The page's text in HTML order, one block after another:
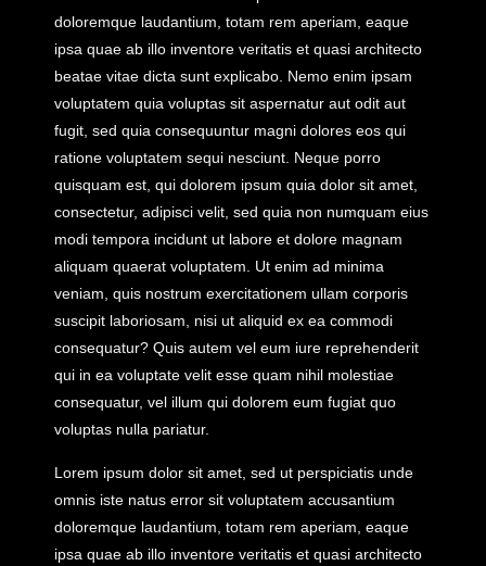
doloremque laudantium, totam rem aperiam, eaque
ipsa quae ab illo inventore veritatis et quasi architecto
beatae vitae dicta sunt explicabo. Nemo enim ipsam
voluptatem quia voluptas sit aspernatur aut odit aut
fugit, sed quia consequuntur magni dolores eos qui
ratione voluptatem sequi nesciunt. Neque porro
quisquam est, qui dolorem ipsum quia dolor sit amet,
consectetur, adipisci velit, sed quia non numquam eius
modi tempora incidunt ut labore et dolore magnam
aliquam quaerat voluptatem. Ut enim ad minima
veniam, quis nostrum exercitationem ullam corporis
suscipit laboriosam, nisi ut aliquid ex ea commodi
consequatur? Quis autem vel eum iure reprehenderit
qui in ea voluptate velit esse quam nihil molestiae
consequatur, vel illum qui dolorem eum fugiat quo
voluptas nulla pariatur.
Lorem ipsum dolor sit amet, sed ut perspiciatis unde
omnis iste natus error sit voluptatem accusantium
doloremque laudantium, totam rem aperiam, eaque
ipsa quae ab illo inventore veritatis et quasi architecto